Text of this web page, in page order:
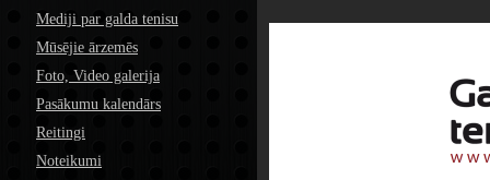
Mediji par galda tenisu
Mūsējie ārzemēs
Foto, Video galerija
Pasākumu kalendārs
Reitingi
Noteikumi